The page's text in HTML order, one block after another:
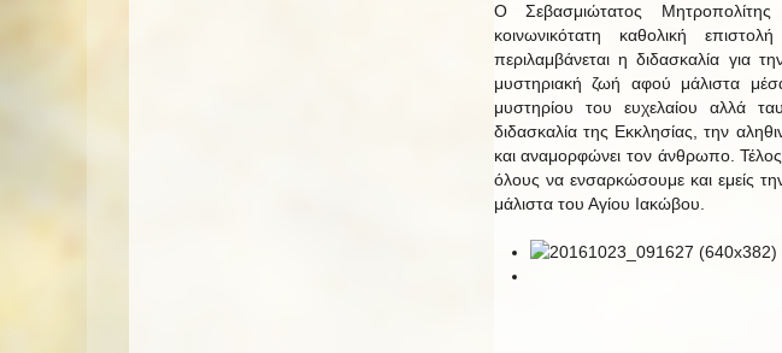
Ο Σεβασμιώτατος
κοινωνικότατη καθολική
περιλαμβάνεται η διδασκαλία για
μυστηριακή ζωή αφού μάλιστα
μυστηρίου του ευχελαίου αλλά
διδασκαλία της Εκκλησίας, την
και αναμορφώνει τον άνθρωπο.
όλους να ενσαρκώσουμε και εμείς
μάλιστα του Αγίου Ιακώβου.